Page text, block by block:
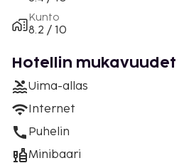
Kunto
8.2 / 10
Hotellin mukavuudet
Uima-allas
Internet
Puhelin
Minibaari